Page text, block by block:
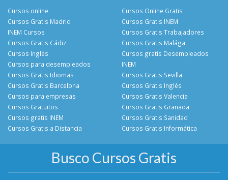
Cursos online
Cursos Gratis Madrid
INEM Cursos
Cursos Gratis Cádiz
Cursos Online Gratis
Cursos Gratis INEM
Cursos Gratis Trabajadores
Cursos Gratis Malága
Cursos Inglés
Cursos para desempleados
Cursos Gratis Idiomas
Cursos Gratis Barcelona
Cursos gratis Desempleados
INEM
Cursos Gratis Sevilla
Cursos Gratis Inglés
Cursos para empresas
Cursos Gratuitos
Cursos gratis INEM
Cursos Gratis a Distancia
Cursos Gratis Valencia
Cursos Gratis Granada
Cursos Gratis Sanidad
Cursos Gratis Informática
Busco Cursos Gratis